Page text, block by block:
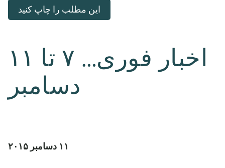
این مطلب را چاپ کنید
اخبار فوری… ۷ تا ۱۱
دسامبر
۱۱ دسامبر ۲۰۱۵